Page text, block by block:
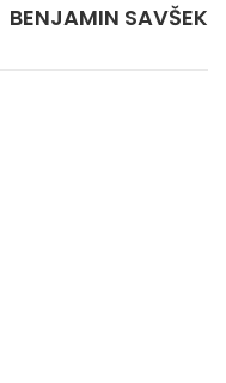
BENJAMIN SAVŠEK